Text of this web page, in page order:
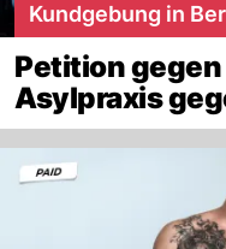
Kundgebung in
Petition
Asylpraxis